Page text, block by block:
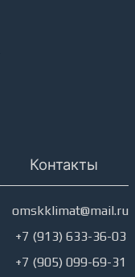
Контакты
omskklimat@mail.ru
+7 (913) 633-36-03
+7 (905) 099-69-31